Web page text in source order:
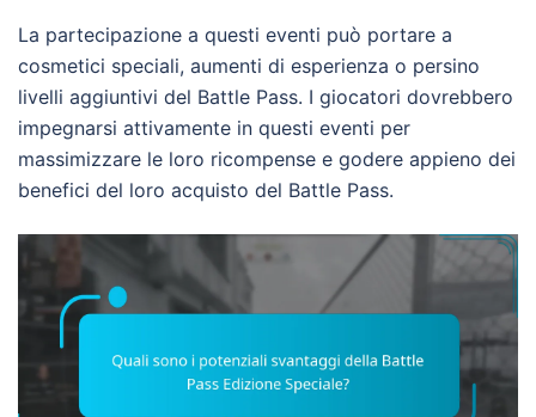
La partecipazione a questi eventi può portare a
cosmetici speciali, aumenti di esperienza o persino
livelli aggiuntivi del Battle Pass. I giocatori dovrebbero
impegnarsi attivamente in questi eventi per
massimizzare le loro ricompense e godere appieno dei
benefici del loro acquisto del Battle Pass.